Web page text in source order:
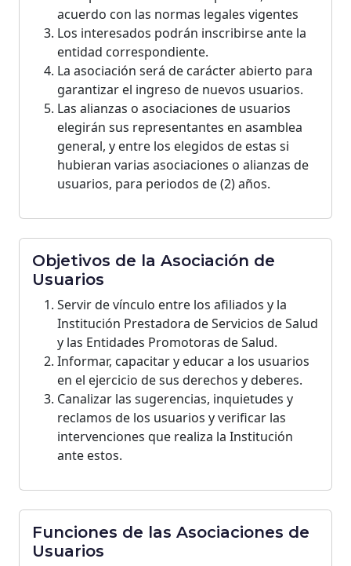
acuerdo con las normas legales vigentes
Los interesados podrán inscribirse ante la
entidad correspondiente.
La asociación será de carácter abierto para
garantizar el ingreso de nuevos usuarios.
Las alianzas o asociaciones de usuarios
elegirán sus representantes en asamblea
general, y entre los elegidos de estas si
hubieran varias asociaciones o alianzas de
usuarios, para periodos de (2) años.
Objetivos de la Asociación de
Usuarios
Servir de vínculo entre los afiliados y la
Institución Prestadora de Servicios de Salud
y las Entidades Promotoras de Salud.
Informar, capacitar y educar a los usuarios
en el ejercicio de sus derechos y deberes.
Canalizar las sugerencias, inquietudes y
reclamos de los usuarios y verificar las
intervenciones que realiza la Institución
ante estos.
Funciones de las Asociaciones de
Usuarios